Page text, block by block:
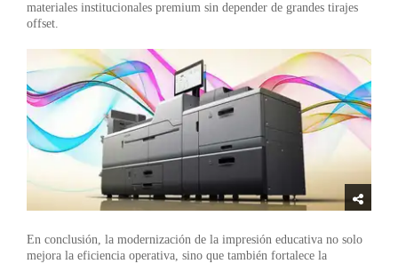
materiales institucionales premium sin depender de grandes tirajes
offset.
En conclusión, la modernización de la impresión educativa no solo
mejora la eficiencia operativa, sino que también fortalece la